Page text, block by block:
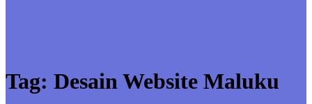
Tag: Desain Website Maluku